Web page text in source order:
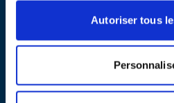
Autoriser tous
du-Cormier, vous pouvez consulter
réparateurs labellisés QualiRépar .
d’appareils ce professionnel a
sèche-linge, petit électroménager,
outillage électroportatif : à chaque
réparateur spécialisé et labellisé